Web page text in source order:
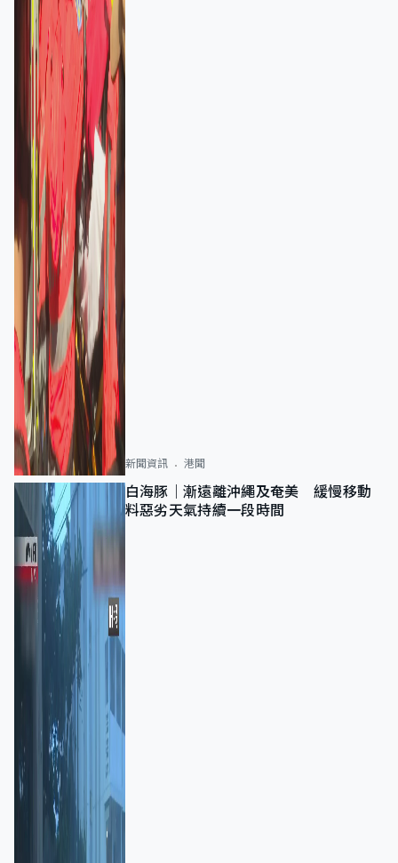
新聞資訊 港聞
白海豚｜漸遠離沖繩及奄美 緩慢移動
料惡劣天氣持續一段時間